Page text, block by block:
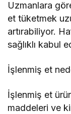
Uzmanlara
et tüketmek
artırabiliyor.
sağlıklı kabul
İşlenmiş et
İşlenmiş et
maddeleri ve